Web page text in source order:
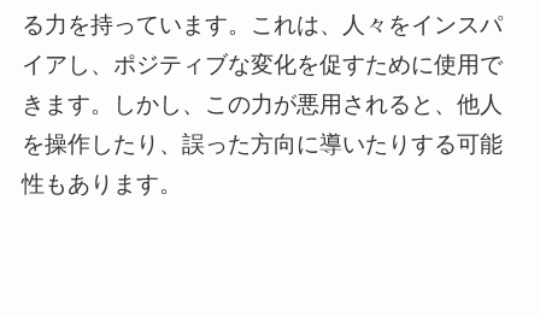
る力を持っています。これは、人々をインスパ
イアし、ポジティブな変化を促すために使用で
きます。しかし、この力が悪用されると、他人
を操作したり、誤った方向に導いたりする可能
性もあります。